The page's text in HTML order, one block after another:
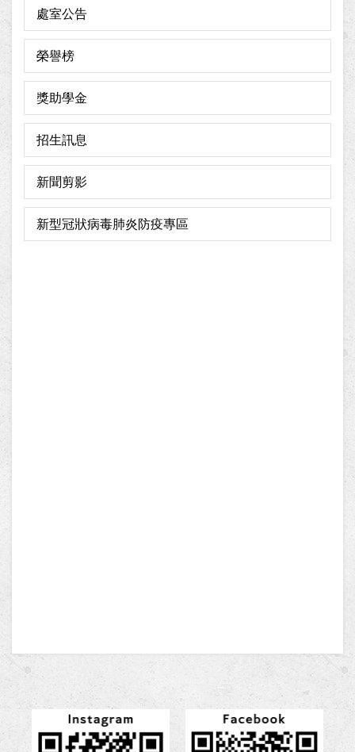
處室公告
榮譽榜
獎助學金
招生訊息
新聞剪影
新型冠狀病毒肺炎防疫專區